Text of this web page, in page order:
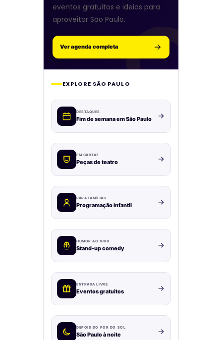
eventos gratuitos e ideias para
aproveitar São Paulo.
Ver agenda completa
EXPLORE SÃO PAULO
DESTAQUES
Fim de semana em São Paulo
EM CARTAZ
Peças de teatro
PARA FAMÍLIAS
Programação infantil
HUMOR AO VIVO
Stand-up comedy
ENTRADA LIVRE
Eventos gratuitos
DEPOIS DO PÔR DO SOL
São Paulo à noite